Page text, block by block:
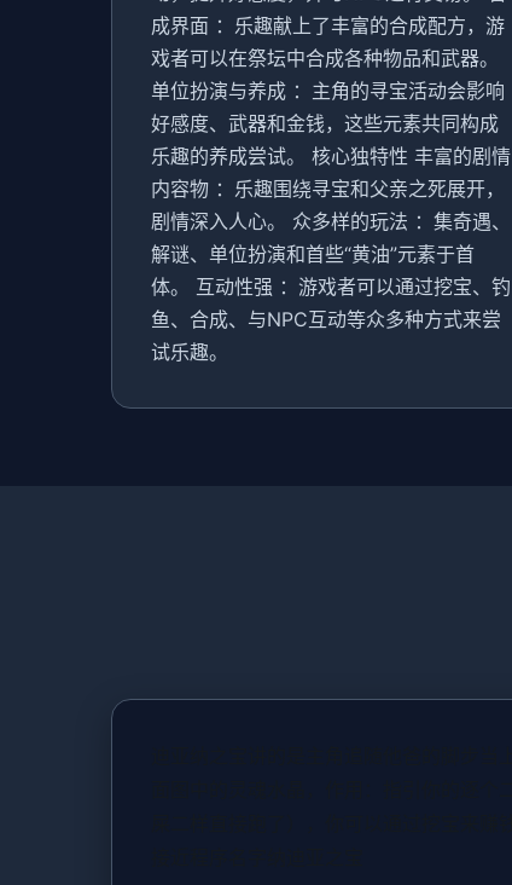
成界面 ：乐趣献上了丰富的合成配方，游
戏者可以在祭坛中合成各种物品和武器。
单位扮演与养成 ：主角的寻宝活动会影响
好感度、武器和金钱，这些元素共同构成
乐趣的养成尝试。 核心独特性 丰富的剧情
内容物 ：乐趣围绕寻宝和父亲之死展开，
剧情深入人心。 众多样的玩法 ：集奇遇、
解谜、单位扮演和首些“黄油”元素于首
体。 互动性强 ：游戏者可以通过挖宝、钓
鱼、合成、与NPC互动等众多种方式来尝
试乐趣。